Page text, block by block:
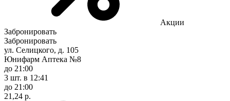
Акции
Забронировать
Забронировать
ул. Селицкого, д. 105
Юнифарм Аптека №8
до 21:00
3 шт. в 12:41
до 21:00
21,24 р.